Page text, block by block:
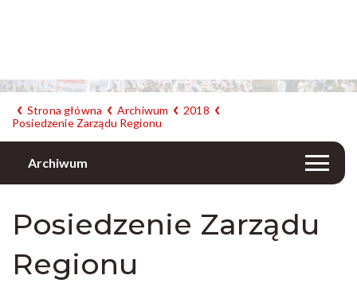
Strona główna Archiwum
2018
Posiedzenie Zarządu Regionu
Archiwum
Posiedzenie Zarządu
Regionu